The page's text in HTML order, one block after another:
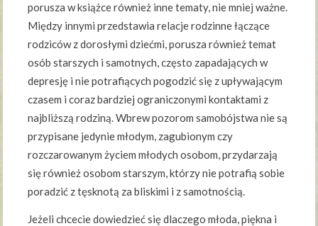
porusza w książce również inne tematy, nie mniej ważne.
Między innymi przedstawia relacje rodzinne łączące
rodziców z dorosłymi dziećmi, porusza również temat
osób starszych i samotnych, często zapadających w
depresję i nie potrafiących pogodzić się z upływającym
czasem i coraz bardziej ograniczonymi kontaktami z
najbliższą rodziną. Wbrew pozorom samobójstwa nie są
przypisane jedynie młodym, zagubionym czy
rozczarowanym życiem młodych osobom, przydarzają
się również osobom starszym, którzy nie potrafią sobie
poradzić z tęsknotą za bliskimi i z samotnością.
Jeżeli chcecie dowiedzieć się dlaczego młoda, piękna i